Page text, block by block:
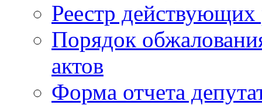
Реестр
Порядок
актов
Форма отчета